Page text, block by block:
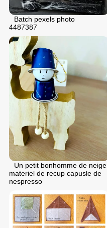
Batch pexels photo
4487387
Un petit bonhomme de neige
materiel de recup capusle de
nespresso